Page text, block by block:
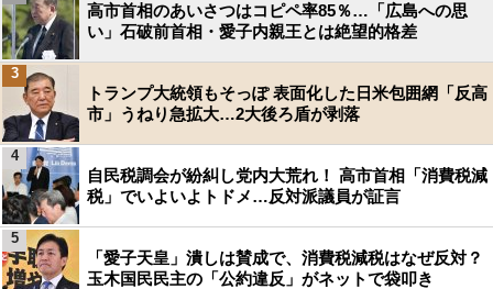
高市首相のあいさつはコピペ率85％…「広島への思
い」石破前首相・愛子内親王とは絶望的格差
トランプ大統領もそっぽ 表面化した日米包囲網「反高
市」うねり急拡大…2大後ろ盾が剥落
3
自民税調会が紛糾し党内大荒れ！ 高市首相「消費税減
税」でいよいよトドメ…反対派議員が証言
4
「愛子天皇」潰しは賛成で、消費税減税はなぜ反対？
玉木国民民主の「公約違反」がネットで袋叩き
5